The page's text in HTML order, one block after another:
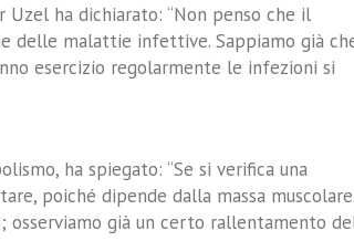
ha dichiarato: “Non penso che il
delle malattie infettive. Sappiamo già
esercizio regolarmente le infezioni si
ha spiegato: “Se si verifica una
poiché dipende dalla massa muscolare.
osserviamo già un certo rallentamento